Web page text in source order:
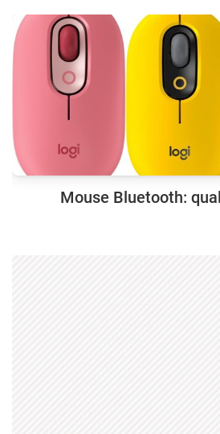
Mouse Bluetooth: